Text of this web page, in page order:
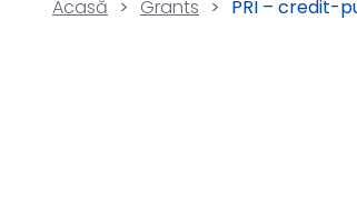
Acasă > Grants > PRI – credit-